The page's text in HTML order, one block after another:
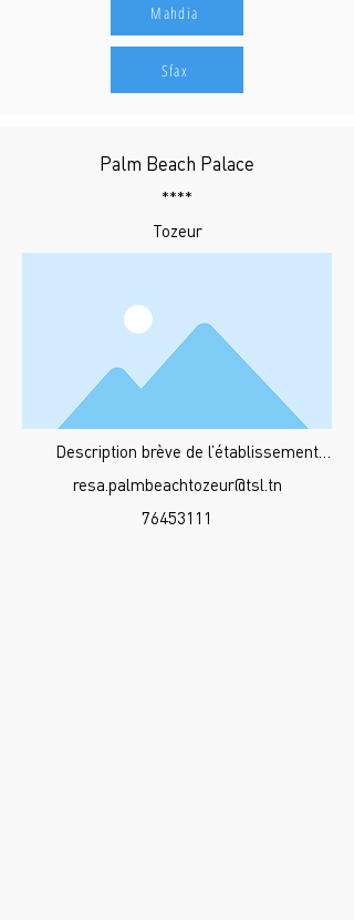
Mahdia
Sfax
Palm Beach Palace
****
Tozeur
Description brève de l’établissement…
resa.palmbeachtozeur@tsl.tn
76453111